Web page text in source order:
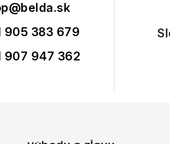
@belda.sk
905 383 679
907 947 362